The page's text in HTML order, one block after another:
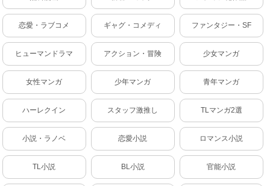
恋愛・ラブコメ ギャグ・コメディ ファンタジー・SF
ヒューマンドラマ アクション・冒険 少女マンガ
女性マンガ 少年マンガ 青年マンガ
ハーレクイン スタッフ激推し TLマンガ2選
小説・ラノベ 恋愛小説 ロマンス小説
TL小説 BL小説 官能小説